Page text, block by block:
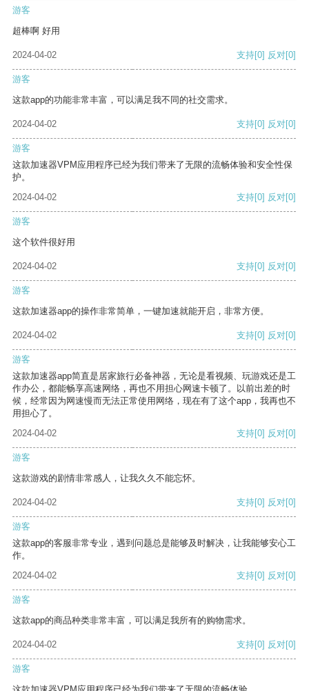
游客
超棒啊 好用
2024-04-02 支持[0] 反对[0]
游客
这款app的功能非常丰富，可以满足我不同的社交需求。
2024-04-02 支持[0] 反对[0]
游客
这款加速器VPM应用程序已经为我们带来了无限的流畅体验和安全性保
护。
2024-04-02
支持[0] 反对[0]
游客
这个软件很好用
2024-04-02 支持[0] 反对[0]
游客
这款加速器app的操作非常简单，一键加速就能开启，非常方便。
2024-04-02 支持[0] 反对[0]
游客
这款加速器app简直是居家旅行必备神器，无论是看视频、玩游戏还是工
作办公，都能畅享高速网络，再也不用担心网速卡顿了。以前出差的时
候，经常因为网速慢而无法正常使用网络，现在有了这个app，我再也不
用担心了。
2024-04-02
支持[0] 反对[0]
游客
这款游戏的剧情非常感人，让我久久不能忘怀。
2024-04-02 支持[0] 反对[0]
游客
这款app的客服非常专业，遇到问题总是能够及时解决，让我能够安心工
作。
2024-04-02
支持[0] 反对[0]
游客
这款app的商品种类非常丰富，可以满足我所有的购物需求。
2024-04-02 支持[0] 反对[0]
游客